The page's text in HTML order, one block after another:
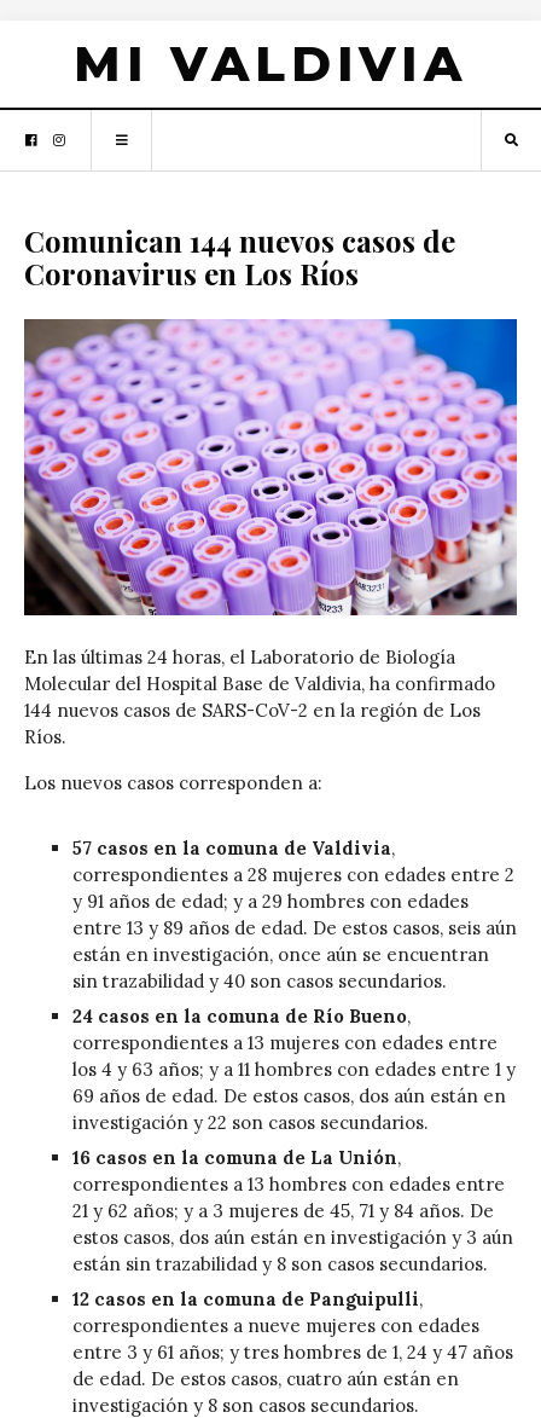
MI VALDIVIA
Comunican 144 nuevos casos de
Coronavirus en Los Ríos
En las últimas 24 horas, el Laboratorio de Biología
Molecular del Hospital Base de Valdivia, ha confirmado
144 nuevos casos de SARS-CoV-2 en la región de Los
Ríos.
Los nuevos casos corresponden a:
57 casos en la comuna de Valdivia,
correspondientes a 28 mujeres con edades entre 2
y 91 años de edad; y a 29 hombres con edades
entre 13 y 89 años de edad. De estos casos, seis aún
están en investigación, once aún se encuentran
sin trazabilidad y 40 son casos secundarios.
24 casos en la comuna de Río Bueno,
correspondientes a 13 mujeres con edades entre
los 4 y 63 años; y a 11 hombres con edades entre 1 y
69 años de edad. De estos casos, dos aún están en
investigación y 22 son casos secundarios.
16 casos en la comuna de La Unión,
correspondientes a 13 hombres con edades entre
21 y 62 años; y a 3 mujeres de 45, 71 y 84 años. De
estos casos, dos aún están en investigación y 3 aún
están sin trazabilidad y 8 son casos secundarios.
12 casos en la comuna de Panguipulli,
correspondientes a nueve mujeres con edades
entre 3 y 61 años; y tres hombres de 1, 24 y 47 años
de edad. De estos casos, cuatro aún están en
investigación y 8 son casos secundarios.